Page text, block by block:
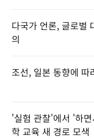
다국가 언론, 글로벌
의
조선, 일본 동향에 따
'실험 관찰'에서 '하
학 교육 새 경로 모색